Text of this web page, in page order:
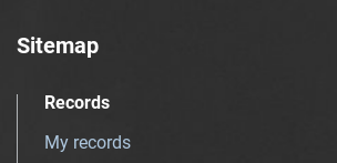
Sitemap
Records
My records